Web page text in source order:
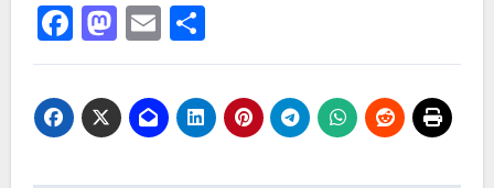
Facebook
Mastodon
EmailCompartir